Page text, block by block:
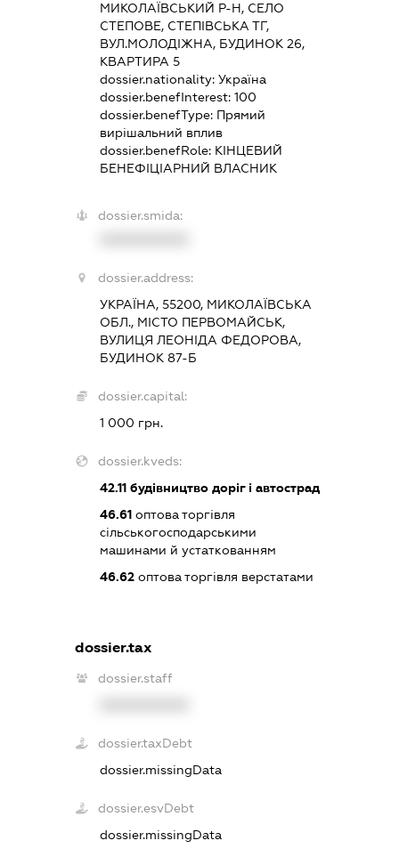
МИКОЛАЇВСЬКИЙ Р-Н, СЕЛО
СТЕПОВЕ, СТЕПІВСЬКА ТГ,
ВУЛ.МОЛОДІЖНА, БУДИНОК 26,
КВАРТИРА 5
dossier.nationality:Україна
dossier.benefInterest:100
dossier.benefType: Прямий
вирішальний вплив
dossier.benefRole: КІНЦЕВИЙ
БЕНЕФІЦІАРНИЙ ВЛАСНИК
dossier.smida:
dossier.address:
УКРАЇНА, 55200, МИКОЛАЇВСЬКА
ОБЛ., МІСТО ПЕРВОМАЙСЬК,
ВУЛИЦЯ ЛЕОНІДА ФЕДОРОВА,
БУДИНОК 87-Б
dossier.capital:
1 000 грн.
dossier.kveds:
42.11 будівництво доріг і автострад
46.61 оптова торгівля
сільськогосподарськими
машинами й устаткованням
46.62 оптова торгівля верстатами
dossier.tax
dossier.staff
dossier.taxDebt
dossier.missingData
dossier.esvDebt
dossier.missingData